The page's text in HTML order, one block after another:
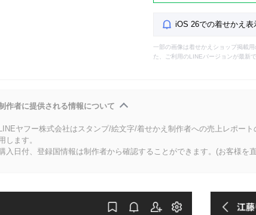
iOS 26での着せかえ表
一部の画像は着せかえショップ掲載
た、ご利用のLINEバージョンが最新
作者に提供される情報について
LINEヤフー株式会社はスタンプ/絵文字/着せかえ制作者への売上レポー
します。
入日付、登録国情報は制作者から確認することができます。(お客様を